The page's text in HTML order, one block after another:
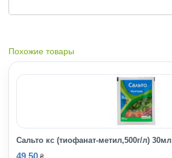
Похожие товары
Сальто кс (тиофанат-метил,500г/л) 30мл
49.50